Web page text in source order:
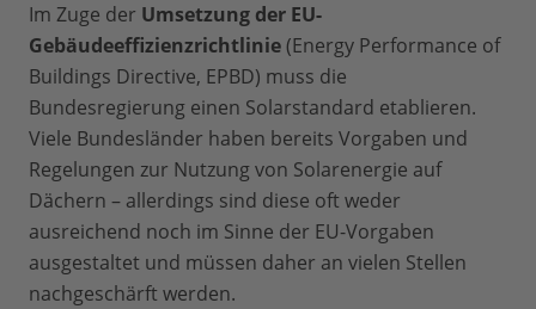
Im Zuge der Umsetzung der EU-
Gebäudeeffizienzrichtlinie(Energy Performance of
Buildings Directive, EPBD) muss die
Bundesregierung einen Solarstandard etablieren.
Viele Bundesländer haben bereits Vorgaben und
Regelungen zur Nutzung von Solarenergie auf
Dächern – allerdings sind diese oft weder
ausreichend noch im Sinne der EU-Vorgaben
ausgestaltet und müssen daher an vielen Stellen
nachgeschärft werden.